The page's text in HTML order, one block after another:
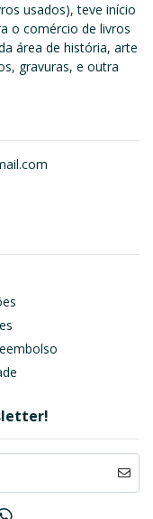
usados), teve início
o comércio de livros
área de história, arte
gravuras, e outra